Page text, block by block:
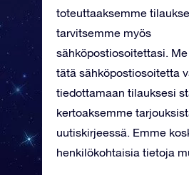
toteuttaaksemme
tarvitsemme myös
sähköpostiosoitettasi.
tätä sähköpostiosoitetta
tiedottamaan tilauksesi
kertoaksemme
uutiskirjeessä. Emme
henkilökohtaisia tietoja